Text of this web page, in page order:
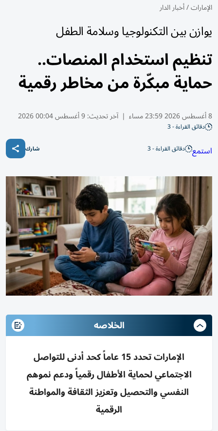
الإمارات/أخبار الدار
يوازن بين التكنولوجيا وسلامة الطفل
تنظيم استخدام المنصات..
حماية مبكّرة من مخاطر رقمية
8 أغسطس 2026 23:59 مساء | آخر تحديث:9 أغسطس 00:04 2026
دقائق القراءة - 3
استمع دقائق القراءة - 3 شارك
الخلاصه
الإمارات تحدد 15 عاماً كحد أدنى للتواصل
الاجتماعي لحماية الأطفال رقمياً ودعم نموهم
النفسي والتحصيل وتعزيز الثقافة والمواطنة
الرقمية